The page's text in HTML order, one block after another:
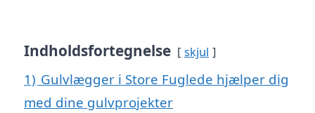
Indholdsfortegnelse skjul
1) Gulvlægger i Store Fuglede hjælper dig
med dine gulvprojekter